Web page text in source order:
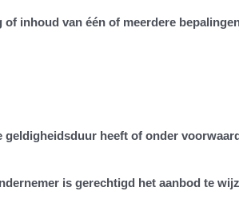
inhoud van één of meerdere
geldigheidsduur heeft of onder
is gerechtigd het aanbod te